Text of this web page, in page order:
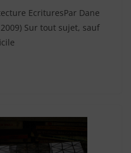
EcrituresPar Dane
Sur tout sujet, sauf